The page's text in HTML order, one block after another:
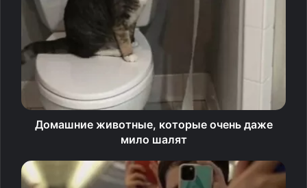
и закончили турнир с 8,5 очками каждый. Такие же
баллы у Накамуры.
Доммараджу сыграет в матче за звание чемпиона мира
с действующим обладателем титула китайцем Дин
Лижэнем.
Источник
Домашние животные, которые очень даже
мило шалят